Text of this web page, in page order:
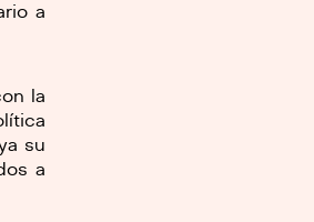
a
la
su
a